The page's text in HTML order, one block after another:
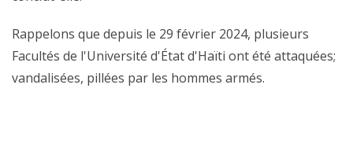
Rappelons que depuis le 29 février 2024, plusieurs
Facultés de l'Université d'État d'Haïti ont été attaquées;
vandalisées, pillées par les hommes armés.